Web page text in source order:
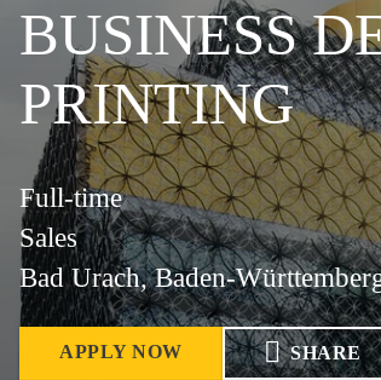
BUSINESS
PRINTING
Full-time
Sales
Bad Urach, Baden-
APPLY NOW SHARE